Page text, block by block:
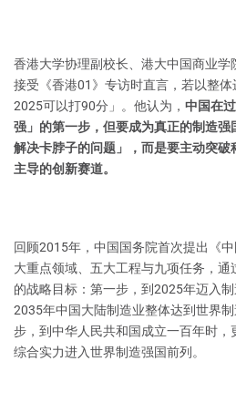
香港大学协理副校长、港大中国商业学
接受《香港01》专访时直言，若以整
2025可以打90分」。他认为， 中国在
强」的第一步，但要成为真正的制造
解决卡脖子的问题」，而是要主动突破
主导的创新赛道。
回顾2015年，中国国务院首次提出《
大重点领域、五大工程与九项任务，通
的战略目标：第一步，到2025年迈入
2035年中国大陆制造业整体达到世界
步，到中华人民共和国成立一百年时，
综合实力进入世界制造强国前列。